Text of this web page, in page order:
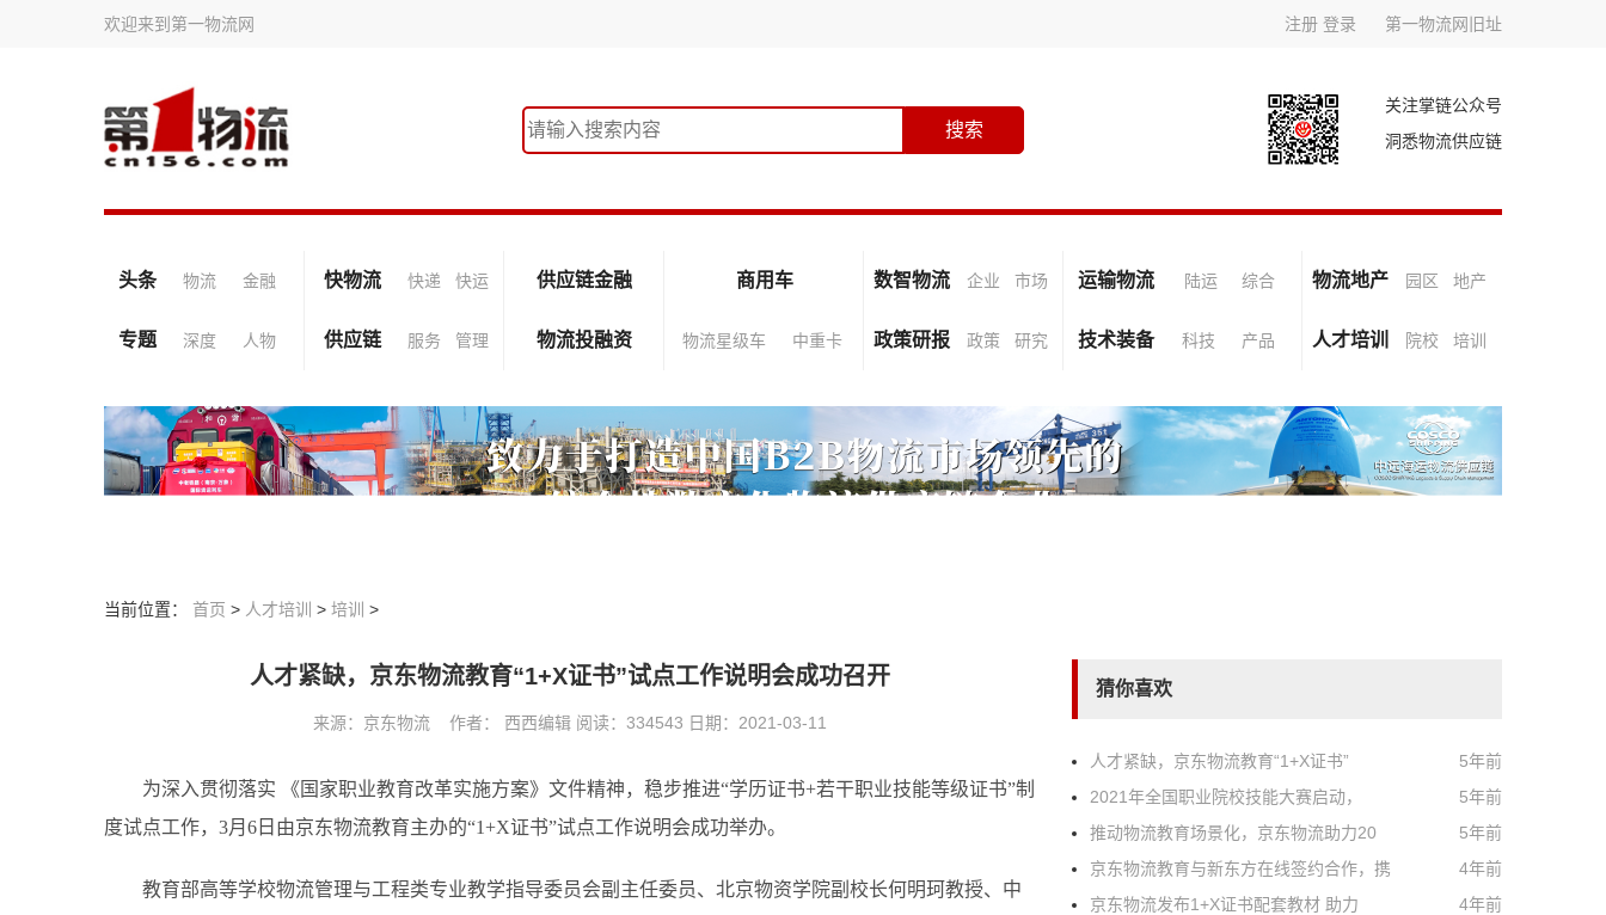
欢迎来到第一物流网 注册 登录 第一物流网旧址
关注掌链公众号
洞悉物流供应链
头条 物流 金融 快物流 快递 快运 供应链金融 商用车 数智物流 企业 市场 运输物流 陆运 综合 物流地产 园区 地产
专题 深度 人物 供应链 服务 管理 物流投融资 物流星级车 中重卡 政策研报 政策 研究 技术装备 科技 产品 人才培训 院校 培训
当前位置： 首页 > 人才培训 > 培训 >
人才紧缺，京东物流教育“1+X证书”试点工作说明会成功召开
来源：京东物流 作者： 西西编辑 阅读：334543 日期：2021-03-11
为深入贯彻落实 《国家职业教育改革实施方案》文件精神，稳步推进“学历证书+若干职业技能等级证书”制
度试点工作，3月6日由京东物流教育主办的“1+X证书”试点工作说明会成功举办。
教育部高等学校物流管理与工程类专业教学指导委员会副主任委员、北京物资学院副校长何明珂教授、中
猜你喜欢
人才紧缺，京东物流教育“1+X证书”
5年前
2021年全国职业院校技能大赛启动，
5年前
推动物流教育场景化，京东物流助力20
5年前
京东物流教育与新东方在线签约合作，携
4年前
京东物流发布1+X证书配套教材 助力
4年前